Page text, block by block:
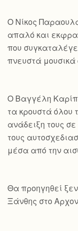
Ο Νίκος
απαλό και
που
πνευστά
Ο Βαγγέλη
τα κρουστά όλου
ανάδειξη τους
τους
μέσα από την
Θα προηγηθεί
Ξάνθης στο